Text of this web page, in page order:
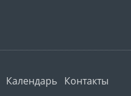
Календарь Контакты